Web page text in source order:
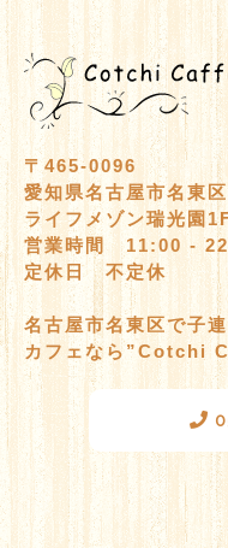
〒465-0096
愛知県名古屋市名東
ライフメゾン瑞光園
営業時間 11:00 -
定休日 不定休
名古屋市名東区で子
カフェなら”Cotchi